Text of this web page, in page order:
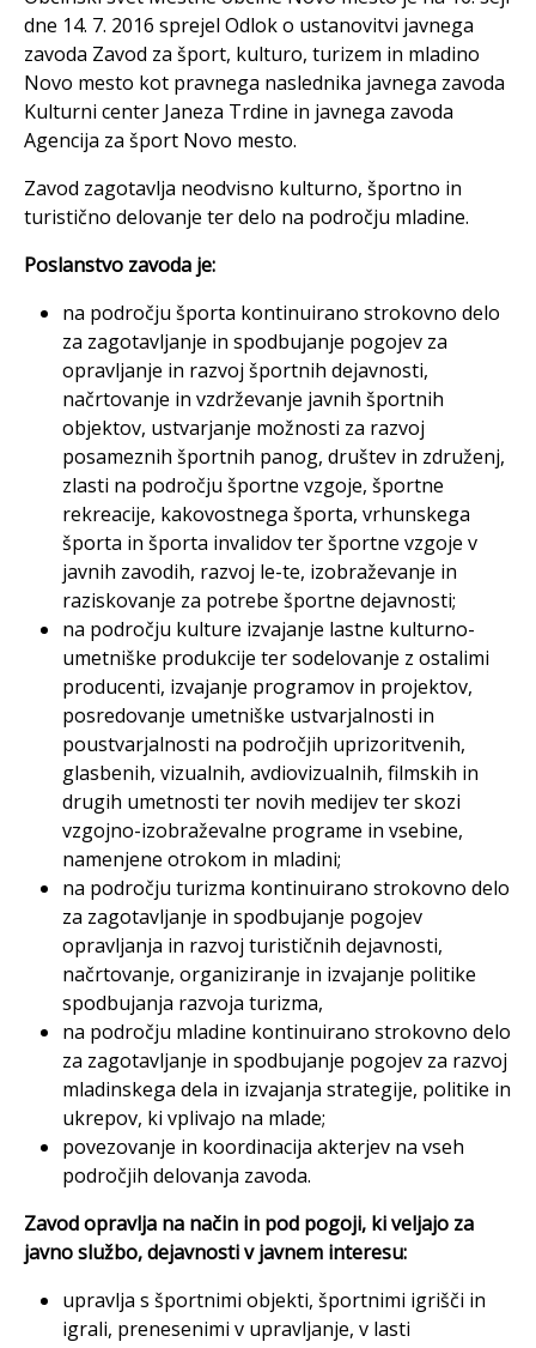
dne 14. 7. 2016 sprejel Odlok o ustanovitvi javnega
zavoda Zavod za šport, kulturo, turizem in mladino
Novo mesto kot pravnega naslednika javnega zavoda
Kulturni center Janeza Trdine in javnega zavoda
Agencija za šport Novo mesto.
Zavod zagotavlja neodvisno kulturno, športno in
turistično delovanje ter delo na področju mladine.
Poslanstvo zavoda je:
na področju športa kontinuirano strokovno delo
za zagotavljanje in spodbujanje pogojev za
opravljanje in razvoj športnih dejavnosti,
načrtovanje in vzdrževanje javnih športnih
objektov, ustvarjanje možnosti za razvoj
posameznih športnih panog, društev in združenj,
zlasti na področju športne vzgoje, športne
rekreacije, kakovostnega športa, vrhunskega
športa in športa invalidov ter športne vzgoje v
javnih zavodih, razvoj le-te, izobraževanje in
raziskovanje za potrebe športne dejavnosti;
na področju kulture izvajanje lastne kulturno-
umetniške produkcije ter sodelovanje z ostalimi
producenti, izvajanje programov in projektov,
posredovanje umetniške ustvarjalnosti in
poustvarjalnosti na področjih uprizoritvenih,
glasbenih, vizualnih, avdiovizualnih, filmskih in
drugih umetnosti ter novih medijev ter skozi
vzgojno-izobraževalne programe in vsebine,
namenjene otrokom in mladini;
na področju turizma kontinuirano strokovno delo
za zagotavljanje in spodbujanje pogojev
opravljanja in razvoj turističnih dejavnosti,
načrtovanje, organiziranje in izvajanje politike
spodbujanja razvoja turizma,
na področju mladine kontinuirano strokovno delo
za zagotavljanje in spodbujanje pogojev za razvoj
mladinskega dela in izvajanja strategije, politike in
ukrepov, ki vplivajo na mlade;
povezovanje in koordinacija akterjev na vseh
področjih delovanja zavoda.
Zavod opravlja na način in pod pogoji, ki veljajo za
javno službo, dejavnosti v javnem interesu:
upravlja s športnimi objekti, športnimi igrišči in
igrali, prenesenimi v upravljanje, v lasti